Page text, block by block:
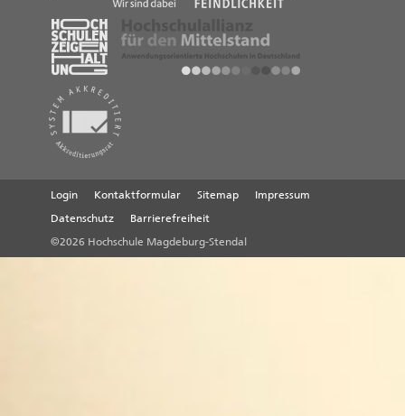
Login Kontaktformular Sitemap
Impressum
Datenschutz
Barrierefreiheit
©2026 Hochschule Magdeburg-Stendal